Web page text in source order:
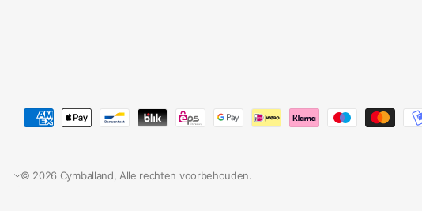
© 2026 Cymballand, Alle rechten voorbehouden.